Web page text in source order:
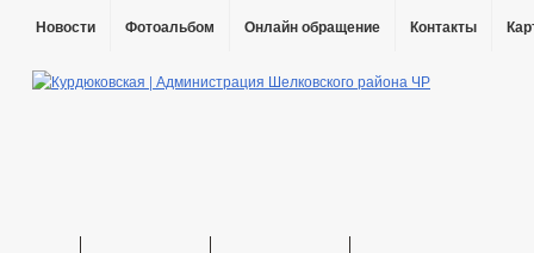
Новости Фотоальбом Онлайн обращение Контакты